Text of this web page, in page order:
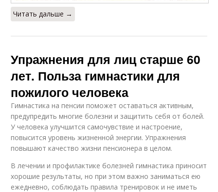
Читать дальше →
Упражнения для лиц старше 60
лет. Польза гимнастики для
пожилого человека
Гимнастика на пенсии поможет оставаться активным,
предупредить многие болезни и защитить себя от болей.
У человека улучшится самочувствие и настроение,
повысится уровень жизненной энергии. Упражнения
повышают качество жизни пенсионера в целом.
В лечении и профилактике болезней гимнастика приносит
хорошие результаты, но при этом важно заниматься ею
ежедневно, соблюдать правила тренировок и не иметь